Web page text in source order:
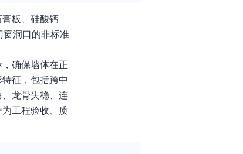
板、硅酸钙
窗洞口的非标准
确保墙体在正
征，包括跨中
龙骨失稳、连
工程验收、质